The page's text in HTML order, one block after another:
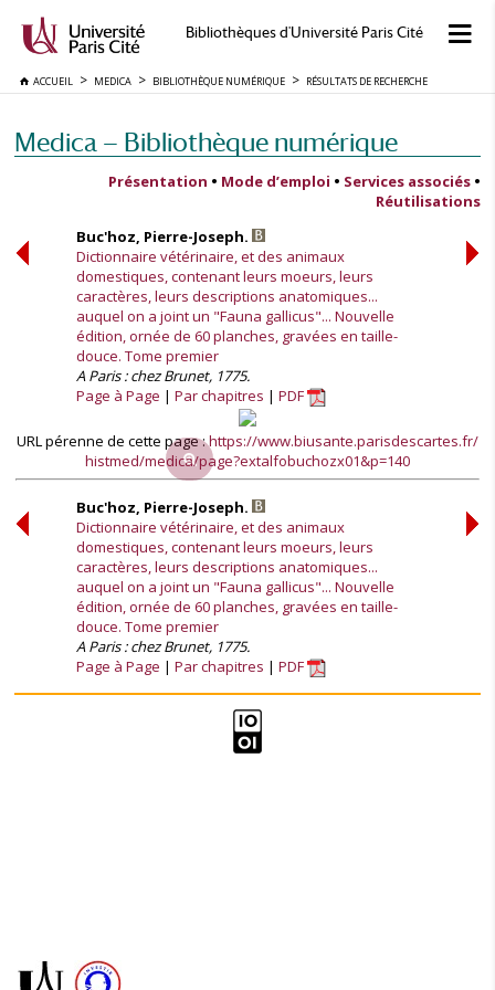
Bibliothèques d'Université Paris Cité
ACCUEIL MEDICA BIBLIOTHÈQUE NUMÉRIQUE RÉSULTATS DE RECHERCHE
Medica — Bibliothèque numérique
Présentation • Mode d’emploi • Services associés •
Réutilisations
Buc'hoz, Pierre-Joseph.
Dictionnaire vétérinaire, et des animaux
domestiques, contenant leurs moeurs, leurs
caractères, leurs descriptions anatomiques...
auquel on a joint un "Fauna gallicus"... Nouvelle
édition, ornée de 60 planches, gravées en taille-
douce. Tome premier
A Paris : chez Brunet, 1775.
Page à Page
Par chapitres PDF
URL pérenne de cette page :https://www.biusante.parisdescartes.fr/
histmed/medica/page?extalfobuchozx01&p=140
Buc'hoz, Pierre-Joseph.
Dictionnaire vétérinaire, et des animaux
domestiques, contenant leurs moeurs, leurs
caractères, leurs descriptions anatomiques...
auquel on a joint un "Fauna gallicus"... Nouvelle
édition, ornée de 60 planches, gravées en taille-
douce. Tome premier
A Paris : chez Brunet, 1775.
Page à Page
Par chapitres PDF